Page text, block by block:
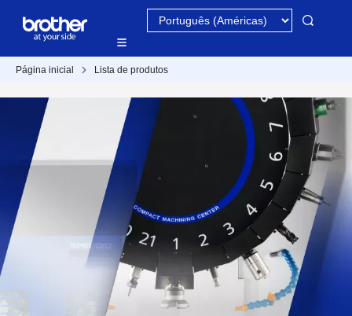
Página inicial Lista de produtos